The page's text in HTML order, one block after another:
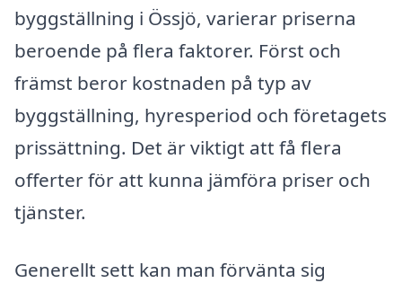
byggställning i Össjö, varierar priserna
beroende på flera faktorer. Först och
främst beror kostnaden på typ av
byggställning, hyresperiod och företagets
prissättning. Det är viktigt att få flera
offerter för att kunna jämföra priser och
tjänster.
Generellt sett kan man förvänta sig